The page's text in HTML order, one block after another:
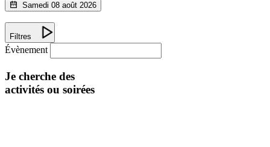
Samedi 08 août 2026
Filtres
Évènement
Je cherche des
activités ou soirées